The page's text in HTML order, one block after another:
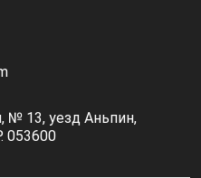
№ 13, уезд Аньпин,
053600